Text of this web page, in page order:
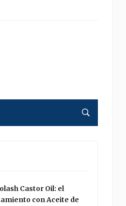
Castor Oil: el
con Aceite de